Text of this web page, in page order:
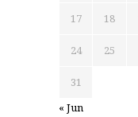
17 18
24 25
31
« Jun